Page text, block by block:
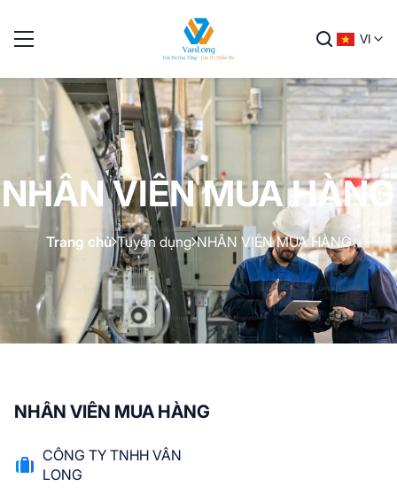
VI
NHÂN VIÊN MUA HÀNG
Trang chủ Tuyển dụng NHÂN VIÊN MUA HÀNG
NHÂN VIÊN MUA HÀNG
CÔNG TY TNHH VÂN
LONG